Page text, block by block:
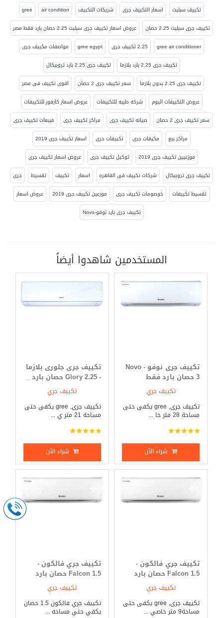
تكييف سبليت
اسعار التكييف جرى شريكات التكييف air condition
gree
تكييف جرى سبليت 2.25 حصان
عروض اسعار تكييف جرى سبليت 2.25 حصان بارد فقط مصر
gree air conditioner
2.25 تكييف جرى gree egypt
مواصفات مكييف جرى
تكييف جرى 2.25 بارد بلازما
تكييف جرى 2.25 بارد تروبيكال
تكييف جرى 2.25 بدون بلازما
سعر تكييف جرى 2 حصان
اقوى تكييف فى مصر
عروض التكييفات اليوم
شركه طيبه للتكييفات
عروض اسعار كارفور للتكييفات
سعر تكييف جرى 2 حصان
صيانه تكييف جرى مراكز تكييف جرى
مبيعات تكييف جرى
مراكز بيع
مكيفات جرى تكييفات جرى
اسعار تكييف جرى 2019
موزعيين تكييف جرى 2019
توكيل تكييف جرى
عروض اسعار تكييف جرى
تكييف جرى تروبيكال
شركات تكييف فى القاهره اسعار تكييف تقسيط
جرى
تقسيط تكييفات
خوصومات تكييف جرى موزعين تكييف جرى 2019
عروض اسعار
تكييف جرى بارد نوفو-Novo
المستخدمين شاهدوا أيضاً
تكييف جرى نوفو - Novo
3 حصان بارد فقط
تكييف جري
تكييف جرى, gree يكفى حتى
مساحة 28 متر خا ...
شراء الآن
تكييف جرى جلورى بلازما
- Glory 2.25 حصان بارد _
تكييف جري
تكييف جرى, gree يكفى حتى
مساحة 21 متر ي ...
شراء الآن
تكييف جري فالكون -
Falcon 1.5 حصان بارد
تكييف جري
تكييف جرى, gree يكفى حتى
مساحة9 متر خاصي ...
تكييف جري فالكون -
Falcon 1.5 حصان بارد
تكييف جري
تكييف جري فالكون 1.5 حصان
يكفي حتي مساحه ...